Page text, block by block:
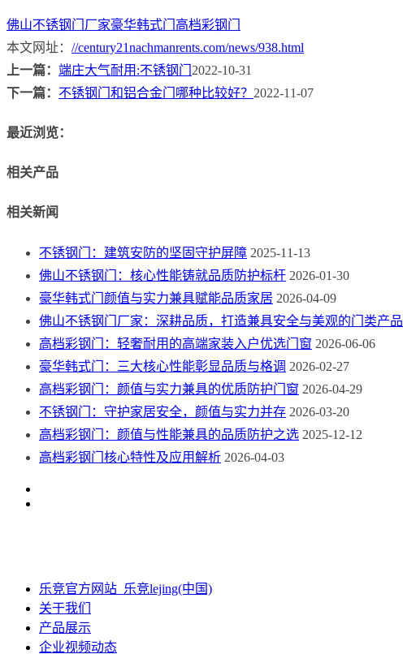
佛山不锈钢门厂家豪华韩式门 高档彩钢门
本文网址： //century21nachmanrents.com/news/938.html
上一篇： 端庄大气耐用:不锈钢门 2022-10-31
下一篇： 不锈钢门和铝合金门哪种比较好？ 2022-11-07
最近浏览：
相关产品
相关新闻
不锈钢门：建筑安防的坚固守护屏障 2025-11-13
佛山不锈钢门：核心性能铸就品质防护标杆 2026-01-30
豪华韩式门颜值与实力兼具赋能品质家居 2026-04-09
佛山不锈钢门厂家：深耕品质，打造兼具安全与美观的门类产品
高档彩钢门：轻奢耐用的高端家装入户优选门窗 2026-06-06
豪华韩式门：三大核心性能彰显品质与格调 2026-02-27
高档彩钢门：颜值与实力兼具的优质防护门窗 2026-04-29
不锈钢门：守护家居安全，颜值与实力并存 2026-03-20
高档彩钢门：颜值与性能兼具的品质防护之选 2025-12-12
高档彩钢门核心特性及应用解析 2026-04-03
乐竞官方网站_乐竞lejing(中国)
关于我们
产品展示
企业视频动态